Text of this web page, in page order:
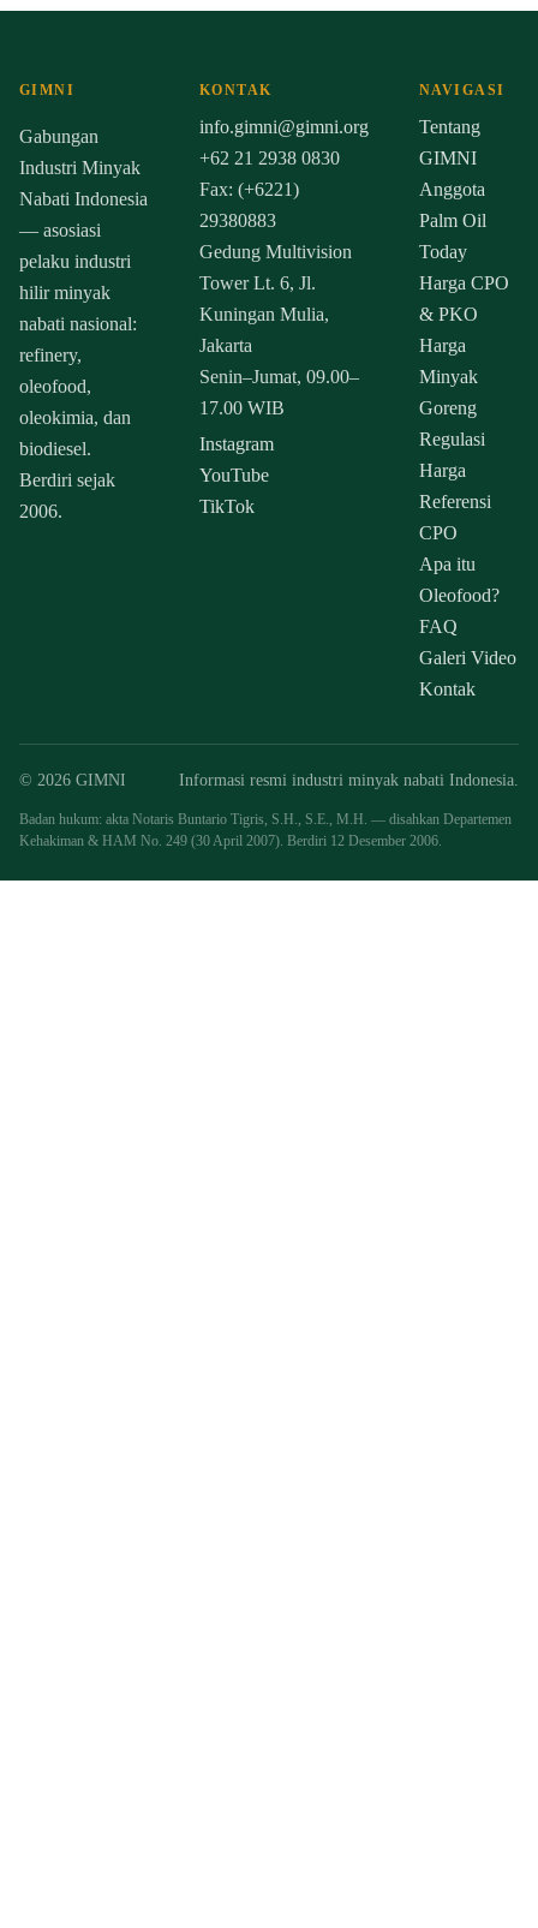
GIMNI
Gabungan
Industri Minyak
Nabati Indonesia
— asosiasi
pelaku industri
hilir minyak
nabati nasional:
refinery,
oleofood,
oleokimia, dan
biodiesel.
Berdiri sejak
2006.
KONTAK
info.gimni@gimni.org
+62 21 2938 0830
Fax: (+6221)
29380883
Gedung Multivision
Tower Lt. 6, Jl.
Kuningan Mulia,
Jakarta
Senin–Jumat, 09.00–
17.00 WIB
Instagram
YouTube
TikTok
NAVIGASI
Tentang
GIMNI
Anggota
Palm Oil
Today
Harga CPO
& PKO
Harga
Minyak
Goreng
Regulasi
Harga
Referensi
CPO
Apa itu
Oleofood?
FAQ
Galeri Video
Kontak
© 2026 GIMNI Informasi resmi industri minyak nabati Indonesia.
Badan hukum: akta Notaris Buntario Tigris, S.H., S.E., M.H. — disahkan Departemen
Kehakiman & HAM No. 249 (30 April 2007). Berdiri 12 Desember 2006.